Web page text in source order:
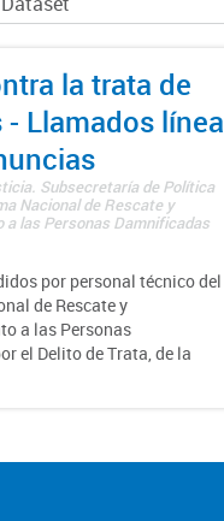
la trata de
- Llamados línea
Subsecretaría de Política
Nacional de Rescate y
a las Personas Damnificadas
por personal técnico del
de Rescate y
a las Personas
el Delito de Trata, de la